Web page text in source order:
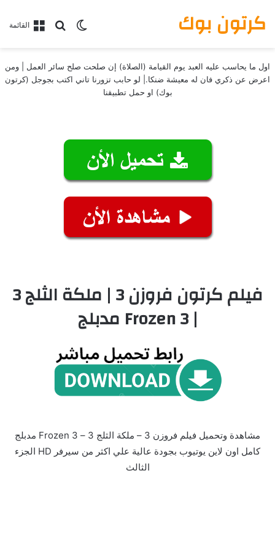
القائمةبحث عن
الوضع المظلم كرتون بوك
اول ما يحاسب عليه العبد يوم القيامة (الصلاة) إن صلحت صلح سائر العمل | ومن
اعرض عن ذكري فان له معيشة ضنكا.| لو حابب تزورنا تاني اكتب بجوجل (كرتون
بوك) او حمل تطبيقنا
فيلم كرتون فروزن 3 | ملكة الثلج 3
| Frozen 3 مدبلج
مشاهدة وتحميل فيلم فروزن 3 – ملكة الثلج 3 – Frozen 3 مدبلج
كامل اون لاين يوتيوب بجودة عالية علي اكثر من سيرفر HD الجزء
الثالث